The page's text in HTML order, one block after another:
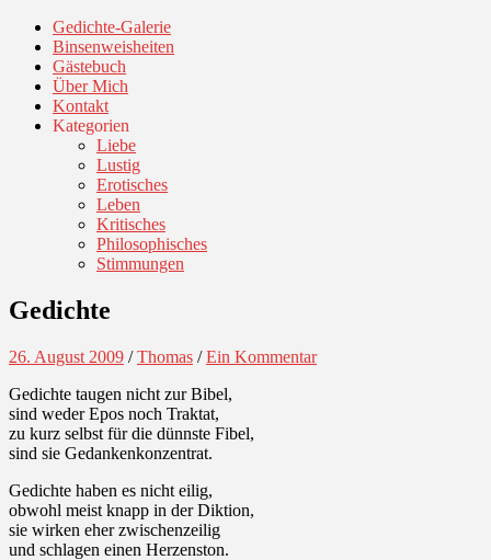
Gedichte-Galerie
Binsenweisheiten
Gästebuch
Über Mich
Kontakt
Kategorien
Liebe
Lustig
Erotisches
Leben
Kritisches
Philosophisches
Stimmungen
Gedichte
26. August 2009 /Thomas /Ein Kommentar
Gedichte taugen nicht zur Bibel,
sind weder Epos noch Traktat,
zu kurz selbst für die dünnste Fibel,
sind sie Gedankenkonzentrat.
Gedichte haben es nicht eilig,
obwohl meist knapp in der Diktion,
sie wirken eher zwischenzeilig
und schlagen einen Herzenston.